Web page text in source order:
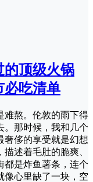
的顶级火锅
必吃清单
难熬。伦敦的雨下得
。那时候，我和几个
奢侈的享受就是幻想
述着毛肚的脆爽、
都是炸鱼薯条，连个
像心里缺了一块，空